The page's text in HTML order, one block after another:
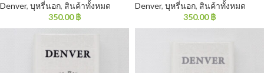
Denver, บุหรี่นอก, สินค้าทั้งหมด
350.00฿
Denver, บุหรี่นอก, สินค้าทั้งหมด
350.00฿